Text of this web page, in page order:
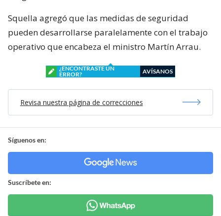
Squella agregó que las medidas de seguridad
pueden desarrollarse paralelamente con el trabajo
operativo que encabeza el ministro Martín Arrau.
¿ENCONTRASTE UN
ERROR?
AVÍSANOS
Revisa nuestra página de correcciones
Síguenos en:
Suscríbete en: